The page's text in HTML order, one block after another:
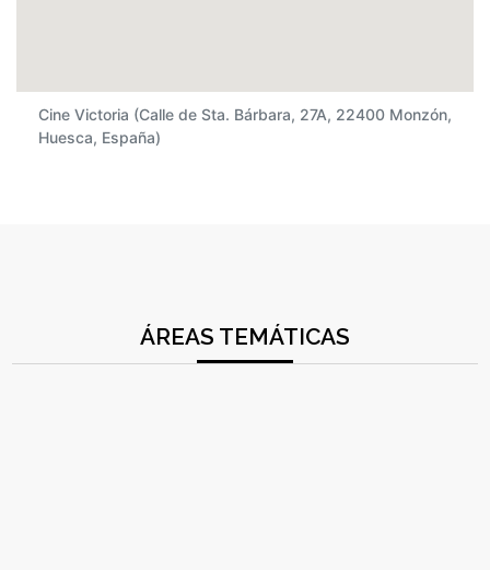
Cine Victoria (Calle de Sta. Bárbara, 27A, 22400 Monzón,
Huesca, España)
ÁREAS TEMÁTICAS